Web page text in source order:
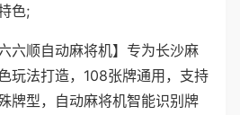
色;
六顺自动麻将机】专为长沙麻
玩法打造，108张牌通用，支持
牌型，自动麻将机智能识别牌